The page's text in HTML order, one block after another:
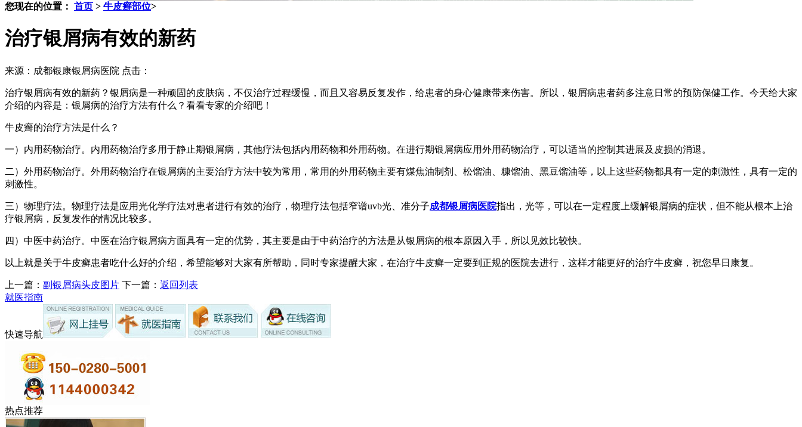
您现在的位置： 首页 > 牛皮癣部位>
治疗银屑病有效的新药
来源：成都银康银屑病医院 点击：
治疗银屑病有效的新药？银屑病是一种顽固的皮肤病，不仅治疗过程缓慢，而且又容易反复发作，给患者的身心健康带来伤害。所以，银屑病患者药多注意日常的预防保健工作。今天给大家
介绍的内容是：银屑病的治疗方法有什么？看看专家的介绍吧！
牛皮癣的治疗方法是什么？
一）内用药物治疗。内用药物治疗多用于静止期银屑病，其他疗法包括内用药物和外用药物。在进行期银屑病应用外用药物治疗，可以适当的控制其进展及皮损的消退。
二）外用药物治疗。外用药物治疗在银屑病的主要治疗方法中较为常用，常用的外用药物主要有煤焦油制剂、松馏油、糠馏油、黑豆馏油等，以上这些药物都具有一定的刺激性，具有一定的
刺激性。
三）物理疗法。物理疗法是应用光化学疗法对患者进行有效的治疗，物理疗法包括窄谱uvb光、准分子成都银屑病医院指出，光等，可以在一定程度上缓解银屑病的症状，但不能从根本上治
疗银屑病，反复发作的情况比较多。
四）中医中药治疗。中医在治疗银屑病方面具有一定的优势，其主要是由于中药治疗的方法是从银屑病的根本原因入手，所以见效比较快。
以上就是关于牛皮癣患者吃什么好的介绍，希望能够对大家有所帮助，同时专家提醒大家，在治疗牛皮癣一定要到正规的医院去进行，这样才能更好的治疗牛皮癣，祝您早日康复。
上一篇： 副银屑病头皮图片 下一篇： 返回列表
就医指南
快速导航
热点推荐